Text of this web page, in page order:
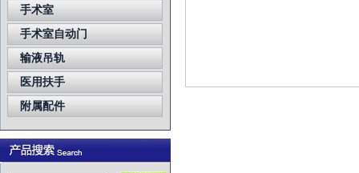
手术室
手术室自动门
输液吊轨
医用扶手
附属配件